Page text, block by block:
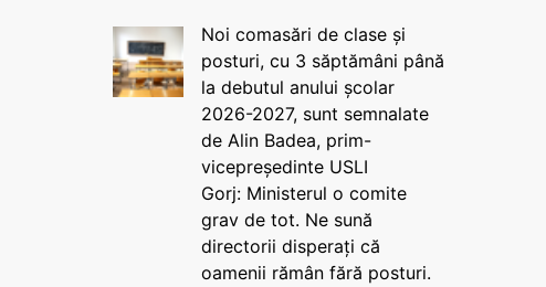
Noi comasări de clase și
posturi, cu 3 săptămâni până
la debutul anului școlar
2026-2027, sunt semnalate
de Alin Badea, prim-
vicepreședinte USLI
Gorj: Ministerul o comite
grav de tot. Ne sună
directorii disperați că
oamenii rămân fără posturi.